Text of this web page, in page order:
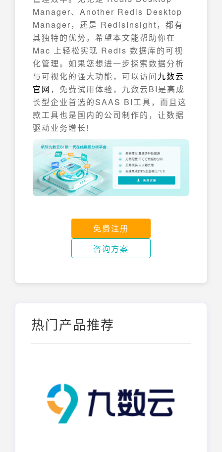
Manager、Another Redis Desktop
Manager，还是 RedisInsight，都有
其独特的优势。希望本文能帮助你在
Mac 上轻松实现 Redis 数据库的可视
化管理。如果您想进一步探索数据分析
与可视化的强大功能，可以访问九数云
官网 ，免费试用体验，九数云BI是高成
长型企业首选的SAAS BI工具，而且这
款工具也是国内的公司制作的，让数据
驱动业务增长!
免费注册
咨询方案
热门产品推荐